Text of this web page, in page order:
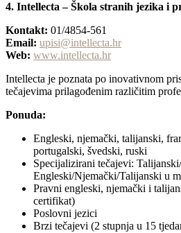
4. Intellecta – Škola stranih jezika i
Kontakt: 01/4854-561
Email: upisi@intellecta.hr
Web: www.intellecta.hr
Intellecta je poznata po inovativnom
tečajevima prilagođenim različitim
Ponuda:
Engleski, njemački, talijanski,
portugalski, švedski, ruski
Specijalizirani tečajevi:
Engleski/Njemački/Talijanski u
Pravni engleski, njemački i
certifikat)
Poslovni jezici
Brzi tečajevi (2 stupnja u 15